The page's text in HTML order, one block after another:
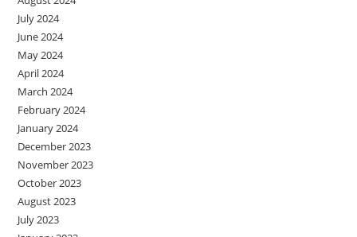
July 2024
June 2024
May 2024
April 2024
March 2024
February 2024
January 2024
December 2023
November 2023
October 2023
August 2023
July 2023